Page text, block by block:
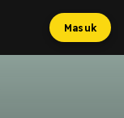
Masuk